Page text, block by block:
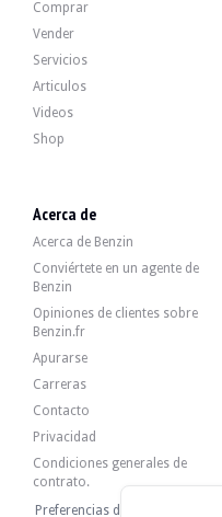
BMW 850CSi e31 - 1992
BMW 850i e31 - 1991
18 000 €
BMW 850i e31 - 1991
BMW 850i e31- 1991
27 489 €
BMW 850i e31- 1991
BMW 850i e31 - 1993
Comprar
Vender
Servicios
Articulos
Videos
Shop
Acerca de
Acerca de Benzin
Conviértete en un agente de
Benzin
Opiniones de clientes sobre
Benzin.fr
Apurarse
Carreras
Contacto
Privacidad
Condiciones generales de
contrato.
Preferencias de cookies